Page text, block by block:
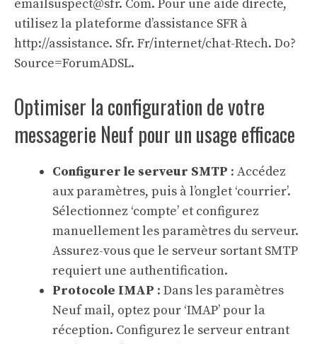
emailsuspect@sfr. Com. Pour une aide directe,
utilisez la plateforme d’assistance SFR à
http://assistance. Sfr. Fr/internet/chat-Rtech. Do?
Source=ForumADSL.
Optimiser la configuration de votre
messagerie Neuf pour un usage efficace
Configurer le serveur SMTP : Accédez
aux paramètres, puis à l’onglet ‘courrier’.
Sélectionnez ‘compte’ et configurez
manuellement les paramètres du serveur.
Assurez-vous que le serveur sortant SMTP
requiert une authentification.
Protocole IMAP : Dans les paramètres
Neuf mail, optez pour ‘IMAP’ pour la
réception. Configurez le serveur entrant